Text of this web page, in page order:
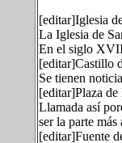
[editar]Iglesia
La Iglesia de
En el siglo
[editar]Castillo
Se tienen
[editar]Plaza de
Llamada así
ser la parte
[editar]Fuente